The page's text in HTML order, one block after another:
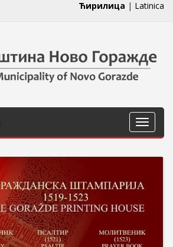
Ћирилица | Latinica